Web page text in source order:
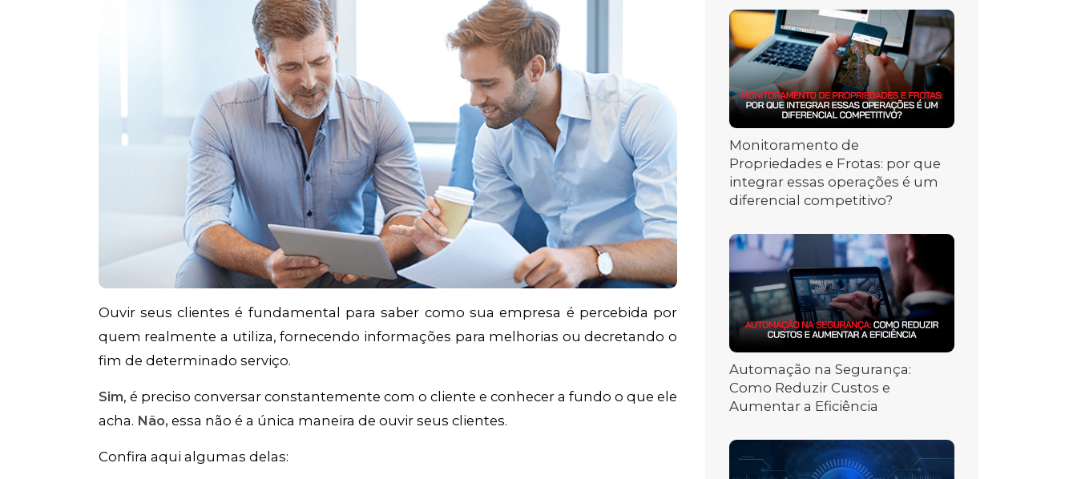
Ouvir seus clientes é fundamental para saber como sua empresa é percebida por
quem realmente a utiliza, fornecendo informações para melhorias ou decretando o
fim de determinado serviço.
Sim, é preciso conversar constantemente com o cliente e conhecer a fundo o que ele
acha. Não, essa não é a única maneira de ouvir seus clientes.
Confira aqui algumas delas:
Monitoramento de
Propriedades e Frotas: por que
integrar essas operações é um
diferencial competitivo?
Automação na Segurança:
Como Reduzir Custos e
Aumentar a Eficiência